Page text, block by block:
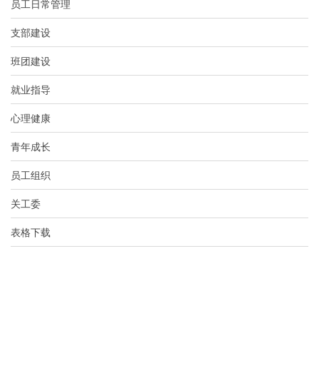
员工日常管理
支部建设
班团建设
就业指导
心理健康
青年成长
员工组织
关工委
表格下载